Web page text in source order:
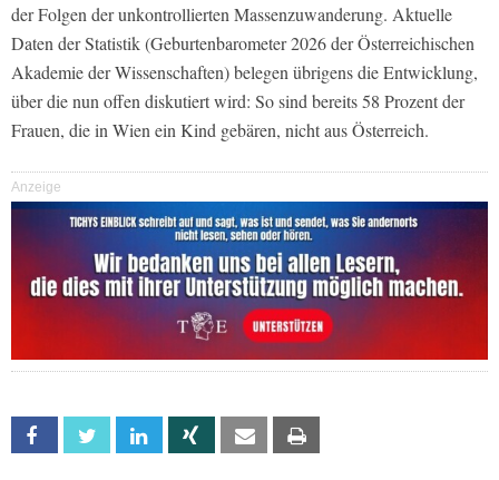
der Folgen der unkontrollierten Massenzuwanderung. Aktuelle
Daten der Statistik (Geburtenbarometer 2026 der Österreichischen
Akademie der Wissenschaften) belegen übrigens die Entwicklung,
über die nun offen diskutiert wird: So sind bereits 58 Prozent der
Frauen, die in Wien ein Kind gebären, nicht aus Österreich.
Anzeige
Facebook Twitter Linkedin Xing Email